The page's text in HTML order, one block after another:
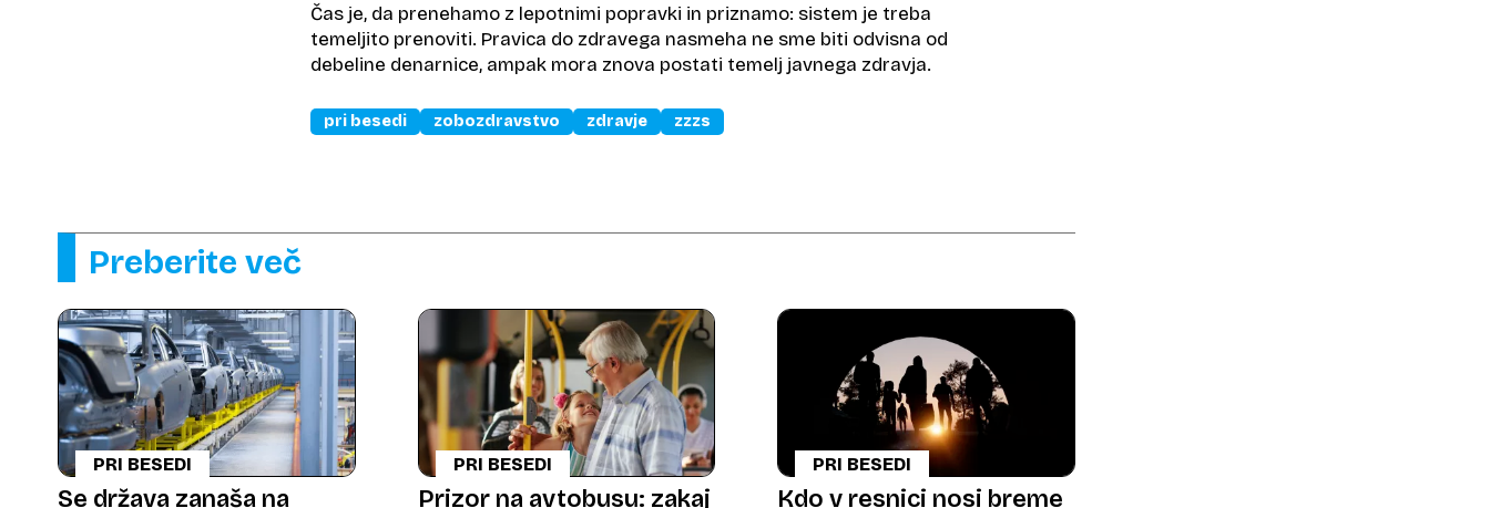
Čas je, da prenehamo z lepotnimi popravki in priznamo: sistem je treba
temeljito prenoviti. Pravica do zdravega nasmeha ne sme biti odvisna od
debeline denarnice, ampak mora znova postati temelj javnega zdravja.
pri besedi zobozdravstvo zdravje zzzs
Preberite več
PRI BESEDI
Se država zanaša na
PRI BESEDI
Prizor na avtobusu: zakaj
PRI BESEDI
Kdo v resnici nosi breme